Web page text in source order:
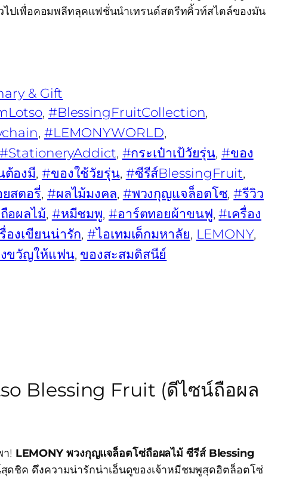
ไปเพื่อคอมพลีทลุคแฟชั่นนำเทรนด์สตรีทคิ้วท์สไตล์ของมัน
& Gift
, #BlessingFruitCollection
, #LEMONYWORLD
#StationeryAddict, #กระเป๋าเป้วัยรุ่น, #ของ
ต้องมี, #ของใช้วัยรุ่น, #ซีรีส์BlessingFruit
สตอรี่, #ผลไม้มงคล, #พวงกุญแจล็อตโซ, #รีวิว
อผลไม้, #หมีชมพู, #อาร์ตทอยผ้าขนฟู, #เครื่อง
องเขียนน่ารัก, #ไอเทมเด็กมหาลัย, LEMONY
ขวัญให้แฟน, ของสะสมดิสนีย์
Blessing Fruit (ดีไซน์ถือผล
! LEMONY พวงกุญแจล็อตโซ่ถือผลไม้ ซีรีส์ Blessing
ดชิค ดึงความน่ารักน่าเอ็นดูของเจ้าหมีชมพูสุดฮิตล็อตโซ่